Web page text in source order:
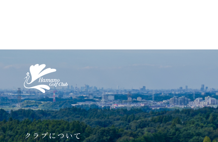
クラブについて